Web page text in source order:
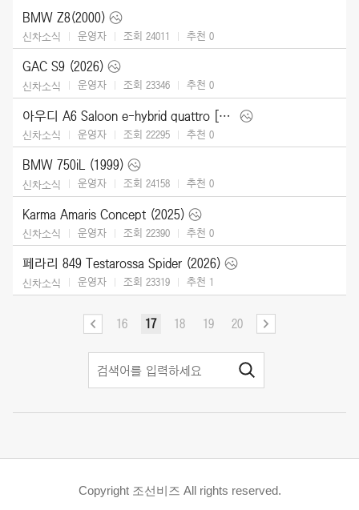
BMW Z8(2000)
신차소식 운영자 조회 24011 추천 0
GAC S9 (2026)
신차소식 운영자 조회 23346 추천 0
아우디 A6 Saloon e-hybrid quattro [UK] (2026)
신차소식 운영자 조회 22295 추천 0
BMW 750iL (1999)
신차소식 운영자 조회 24158 추천 0
Karma Amaris Concept (2025)
신차소식 운영자 조회 22390 추천 0
페라리 849 Testarossa Spider (2026)
신차소식 운영자 조회 23319 추천 1
16 17 18 19 20
Copyright 조선비즈 All rights reserved.